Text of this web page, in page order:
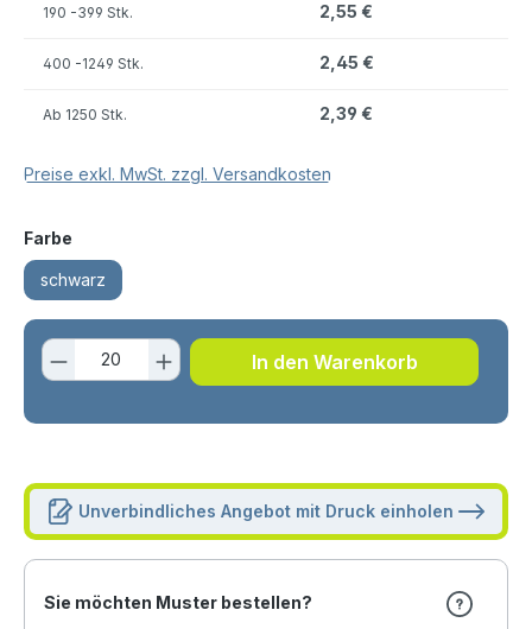
190 -399 Stk. 2,55 €
400 -1249 Stk. 2,45 €
Ab 1250 Stk. 2,39 €
Preise exkl. MwSt. zzgl. Versandkosten
Farbe
schwarz
Produkt Anzahl: Gib den
In den Warenkorb
Unverbindliches Angebot mit Druck einholen
Sie möchten Muster bestellen?